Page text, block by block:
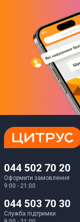
iBeacon
NFC
Інфрачервоний порт
Так
Акумулятор
044 502 70 20
Оформити замовлення
9:00 - 21:00
044 503 70 30
Служба підтримки